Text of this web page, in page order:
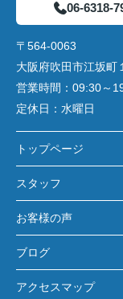
06-6318-
〒564-0063
大阪府吹田市江坂町
営業時間： 09:30～
定休日： 水曜日
トップページ
スタッフ
お客様の声
ブログ
アクセスマップ